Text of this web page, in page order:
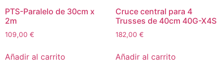
PTS-Paralelo de 30cm x
2m
109,00 €
Añadir al carrito
Cruce central para 4
Trusses de 40cm 40G-X4S
182,00 €
Añadir al carrito